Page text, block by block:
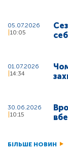
05.07.2026
10:05
01.07.2026
14:34
30.06.2026
10:15
БІЛЬШЕ НОВИН